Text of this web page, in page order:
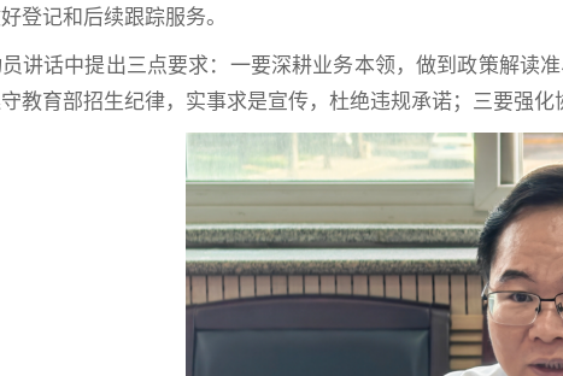
登记和后续跟踪服务。
讲话中提出三点要求：一要深耕业务本领，做到政策解读
教育部招生纪律，实事求是宣传，杜绝违规承诺；三要强化